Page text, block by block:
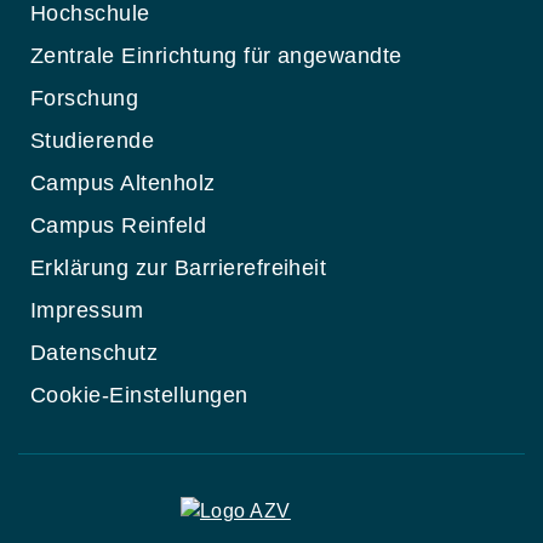
Hochschule
Zentrale Einrichtung für angewandte
Forschung
Studierende
Campus Altenholz
Campus Reinfeld
Erklärung zur Barrierefreiheit
Impressum
Datenschutz
Cookie-Einstellungen